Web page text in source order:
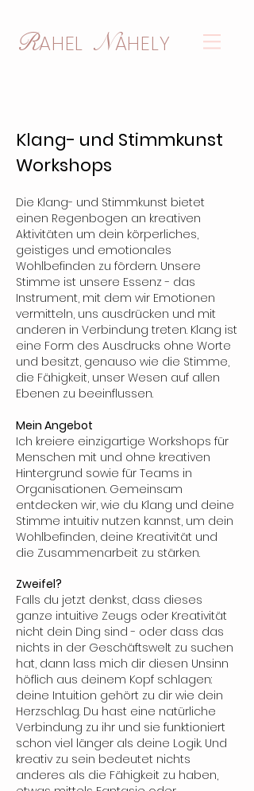
RAHELNAHELY
Klang- und Stimmkunst
Workshops
Die Klang- und Stimmkunst bietet
einen Regenbogen an kreativen
Aktivitäten um dein körperliches,
geistiges und emotionales
Wohlbefinden zu fördern. Unsere
Stimme ist unsere Essenz - das
Instrument, mit dem wir Emotionen
vermitteln, uns ausdrücken und mit
anderen in Verbindung treten. Klang ist
eine Form des Ausdrucks ohne Worte
und besitzt, genauso wie die Stimme,
die Fähigkeit, unser Wesen auf allen
Ebenen zu beeinflussen.
Mein Angebot
Ich kreiere einzigartige Workshops für
Menschen mit und ohne kreativen
Hintergrund sowie für Teams in
Organisationen. Gemeinsam
entdecken wir, wie du Klang und deine
Stimme intuitiv nutzen kannst, um dein
Wohlbefinden, deine Kreativität und
die Zusammenarbeit zu stärken.
Zweifel?
Falls du jetzt denkst, dass dieses
ganze intuitive Zeugs oder Kreativität
nicht dein Ding sind - oder dass das
nichts in der Geschäftswelt zu suchen
hat, dann lass mich dir diesen Unsinn
höflich aus deinem Kopf schlagen:
deine Intuition gehört zu dir wie dein
Herzschlag. Du hast eine natürliche
Verbindung zu ihr und sie funktioniert
schon viel länger als deine Logik. Und
kreativ zu sein bedeutet nichts
anderes als die Fähigkeit zu haben,